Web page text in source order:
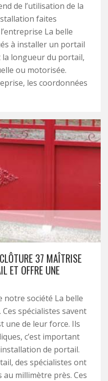
de l’utilisation de la
faites
La belle
à installer un portail
la longueur du portail,
ou motorisée.
les coordonnées
37 MAÎTRISE
ET OFFRE UNE
notre société La belle
spécialistes savent
une de leur force. Ils
c’est important
de portail.
des spécialistes ont
au millimètre près. Ces